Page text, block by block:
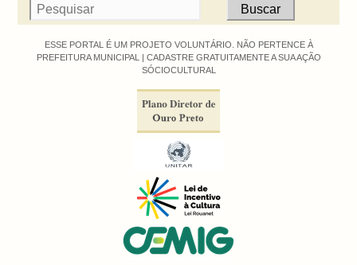
ESSE PORTAL É UM PROJETO VOLUNTÁRIO. NÃO PERTENCE À
PREFEITURA MUNICIPAL | CADASTRE GRATUITAMENTE A SUA AÇÃO
SÓCIOCULTURAL